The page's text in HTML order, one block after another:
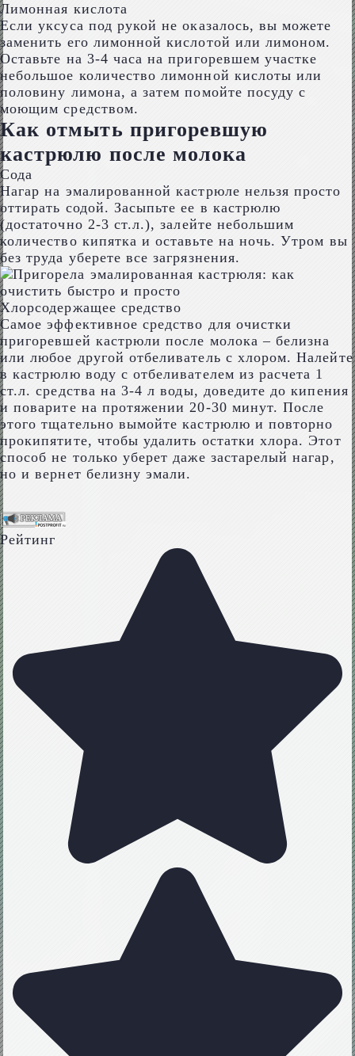
Лимонная кислота
Если уксуса под рукой не оказалось, вы можете
заменить его лимонной кислотой или лимоном.
Оставьте на 3-4 часа на пригоревшем участке
небольшое количество лимонной кислоты или
половину лимона, а затем помойте посуду с
моющим средством.
Как отмыть пригоревшую
кастрюлю после молока
Сода
Нагар на эмалированной кастрюле нельзя просто
оттирать содой. Засыпьте ее в кастрюлю
(достаточно 2-3 ст.л.), залейте небольшим
количество кипятка и оставьте на ночь. Утром вы
без труда уберете все загрязнения.
Хлорсодержащее средство
Самое эффективное средство для очистки
пригоревшей кастрюли после молока – белизна
или любое другой отбеливатель с хлором. Налейте
в кастрюлю воду с отбеливателем из расчета 1
ст.л. средства на 3-4 л воды, доведите до кипения
и поварите на протяжении 20-30 минут. После
этого тщательно вымойте кастрюлю и повторно
прокипятите, чтобы удалить остатки хлора. Этот
способ не только уберет даже застарелый нагар,
но и вернет белизну эмали.
Рейтинг